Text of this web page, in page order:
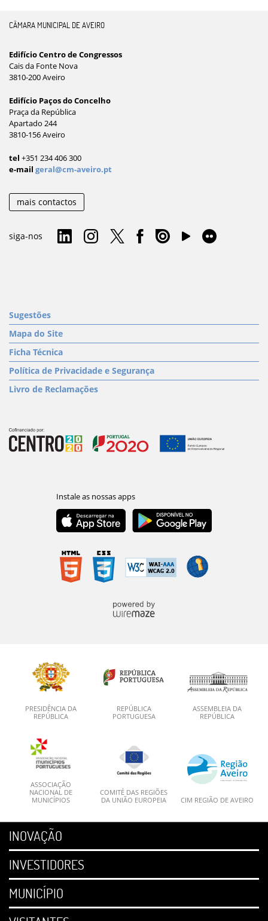
CÂMARA MUNICIPAL DE AVEIRO
Edifício Centro de Congressos
Cais da Fonte Nova
3810-200 Aveiro
Edifício Paços do Concelho
Praça da República
Apartado 244
3810-156 Aveiro
tel +351 234 406 300
e-mail geral@cm-aveiro.pt
mais contactos
siga-nos
Sugestões
Mapa do Site
Ficha Técnica
Política de Privacidade e Segurança
Livro de Reclamações
PRESIDÊNCIA DA
REPÚBLICA
REPÚBLICA
PORTUGUESA
ASSEMBLEIA DA
REPÚBLICA
ASSOCIAÇÃO
NACIONAL DE
MUNICÍPIOS
COMITÉ DAS REGIÕES
DA UNIÃO EUROPEIA
CIM REGIÃO DE AVEIRO
INOVAÇÃO
INVESTIDORES
MUNICÍPIO